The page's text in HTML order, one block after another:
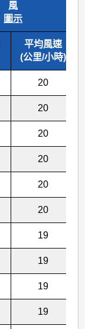
風
圖示
平均風速
(公里/小時)
20
20
20
20
20
20
19
19
19
19